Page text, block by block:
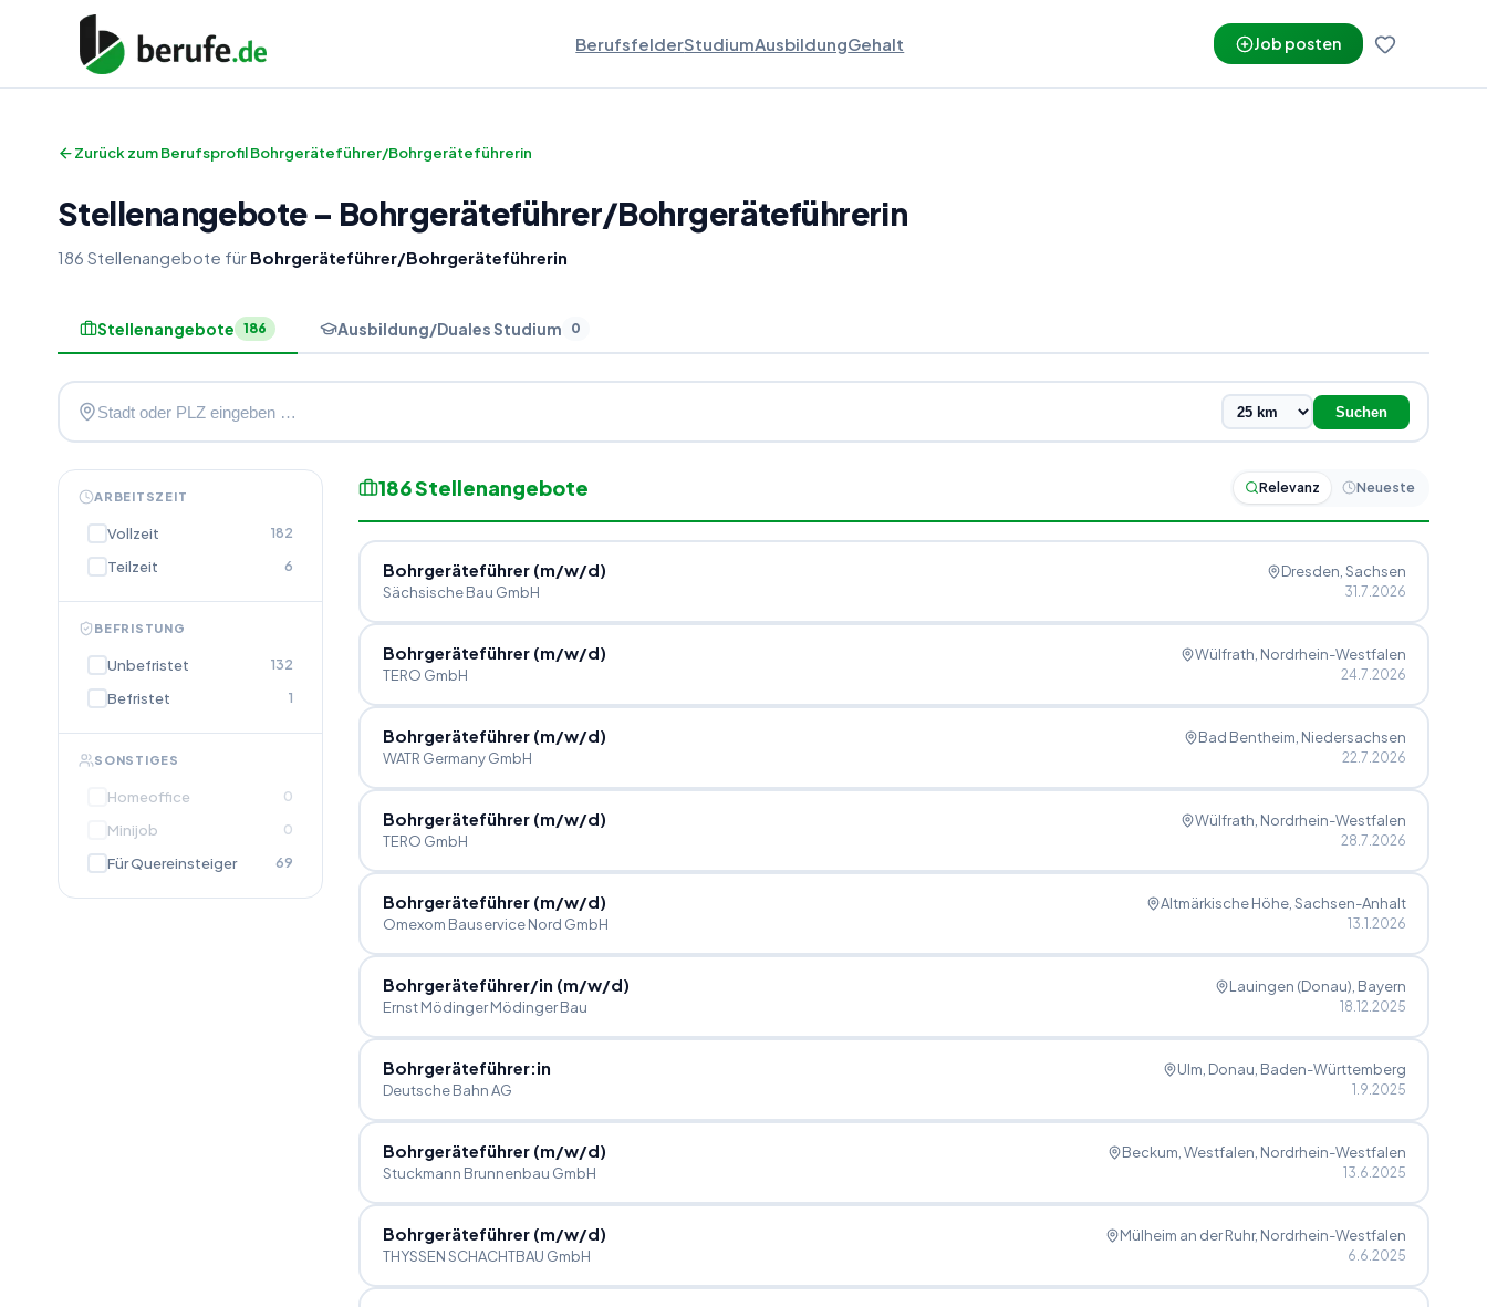
BerufsfelderStudiumAusbildungGehalt Job posten
Zurück zum BerufsprofilBohrgeräteführer/Bohrgeräteführerin
Stellenangebote– Bohrgeräteführer/Bohrgeräteführerin
186 Stellenangebote für Bohrgeräteführer/Bohrgeräteführerin
Stellenangebote 186 Ausbildung/Duales Studium 0
Suchen
ARBEITSZEIT
Vollzeit 182
Teilzeit 6
BEFRISTUNG
Unbefristet 132
Befristet 1
SONSTIGES
Homeoffice 0
Minijob 0
Für Quereinsteiger 69
186Stellenangebote Relevanz Neueste
Bohrgeräteführer (m/w/d)
Sächsische Bau GmbH
Dresden , Sachsen
31.7.2026
Bohrgeräteführer (m/w/d)
TERO GmbH
Wülfrath , Nordrhein-Westfalen
24.7.2026
Bohrgeräteführer (m/w/d)
WATR Germany GmbH
Bad Bentheim , Niedersachsen
22.7.2026
Bohrgeräteführer (m/w/d)
TERO GmbH
Wülfrath , Nordrhein-Westfalen
28.7.2026
Bohrgeräteführer (m/w/d)
Omexom Bauservice Nord GmbH
Altmärkische Höhe, Sachsen-Anhalt
13.1.2026
Bohrgeräteführer/in (m/w/d)
Ernst Mödinger Mödinger Bau
Lauingen (Donau) , Bayern
18.12.2025
Bohrgeräteführer:in
Deutsche Bahn AG
Ulm, Donau , Baden-Württemberg
1.9.2025
Bohrgeräteführer (m/w/d)
Stuckmann Brunnenbau GmbH
Beckum, Westfalen , Nordrhein-Westfalen
13.6.2025
Bohrgeräteführer (m/w/d)
THYSSEN SCHACHTBAU GmbH
Mülheim an der Ruhr, Nordrhein-Westfalen
6.6.2025